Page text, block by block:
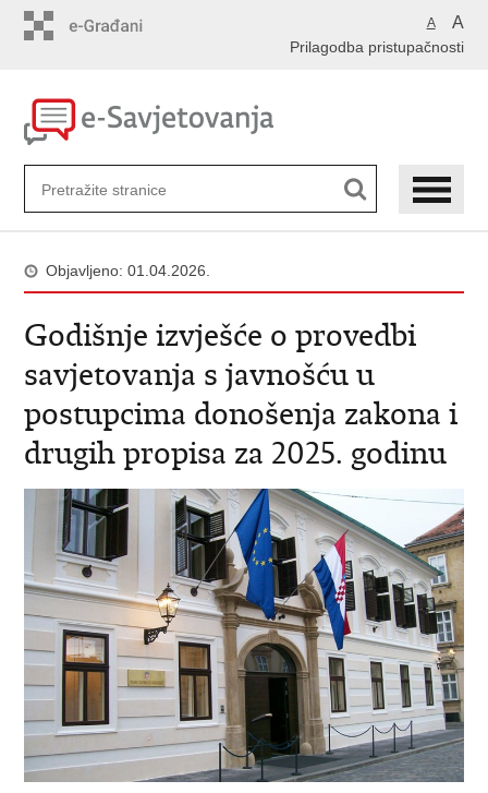
A A
Prilagodba pristupačnosti
Objavljeno: 01.04.2026.
Godišnje izvješće o provedbi
savjetovanja s javnošću u
postupcima donošenja zakona i
drugih propisa za 2025. godinu